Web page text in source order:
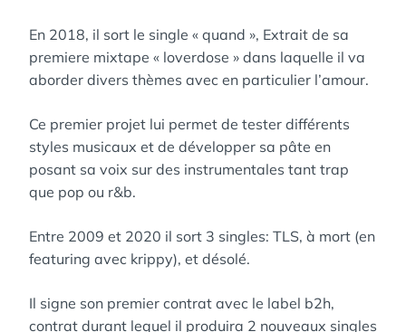
En 2018, il sort le single « quand », Extrait de sa
premiere mixtape « loverdose » dans laquelle il va
aborder divers thèmes avec en particulier l’amour.
Ce premier projet lui permet de tester différents
styles musicaux et de développer sa pâte en
posant sa voix sur des instrumentales tant trap
que pop ou r&b.
Entre 2009 et 2020 il sort 3 singles: TLS, à mort (en
featuring avec krippy), et désolé.
Il signe son premier contrat avec le label b2h,
contrat durant lequel il produira 2 nouveaux singles